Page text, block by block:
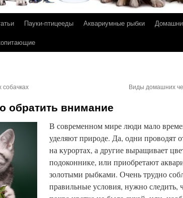
Пауки-птицееды Аквариумные рыбки
Виды домашних
обратить внимание
В современном мире люди мало
уделяют природе. Да, одни проводят
на курортах, а другие выращивает
подоконнике, или приобретают
золотыми рыбками. Очень трудно
правильные условия, нужно следить,